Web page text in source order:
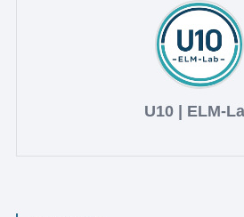
U10 | ELM-